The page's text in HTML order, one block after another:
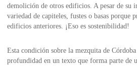
demolición de otros edificios. A pesar de su
variedad de capiteles, fustes o basas porque
edificios anteriores. ¡Eso es sostenibilidad!
Esta condición sobre la mezquita de
profundidad en un texto que forma parte de